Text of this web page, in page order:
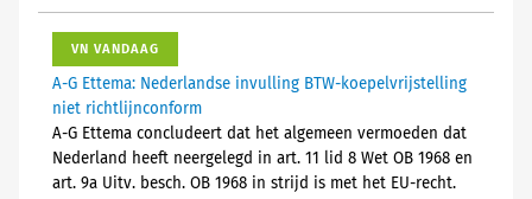
VN VANDAAG
A-G Ettema: Nederlandse invulling BTW-koepelvrijstelling
niet richtlijnconform
A-G Ettema concludeert dat het algemeen vermoeden dat
Nederland heeft neergelegd in art. 11 lid 8 Wet OB 1968 en
art. 9a Uitv. besch. OB 1968 in strijd is met het EU-recht.